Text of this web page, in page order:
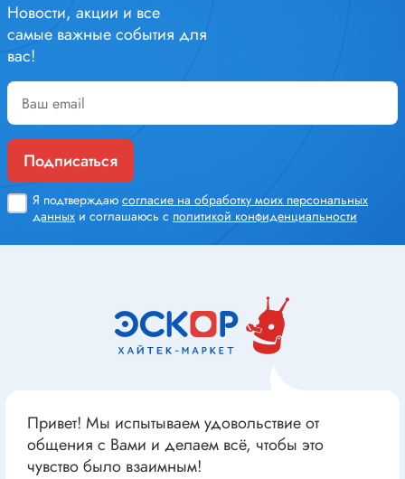
Новости, акции и все
самые важные события для
вас!
Подписаться
Я подтверждаю согласие на обработку моих персональных
данных и соглашаюсь с политикой конфиденциальности
Привет! Мы испытываем удовольствие от
общения с Вами и делаем всё, чтобы это
чувство было взаимным!